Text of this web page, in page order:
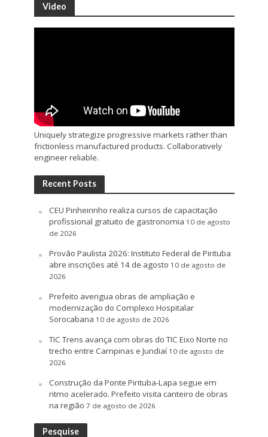
Video
Uniquely strategize progressive markets rather than
frictionless manufactured products. Collaboratively
engineer reliable.
Recent Posts
CEU Pinheirinho realiza cursos de capacitação
profissional gratuito de gastronomia 10 de agosto
de 2026
Provão Paulista 2026: Instituto Federal de Pirituba
abre inscrições até 14 de agosto 10 de agosto de
2026
Prefeito averigua obras de ampliação e
modernização do Complexo Hospitalar
Sorocabana 10 de agosto de 2026
TIC Trens avança com obras do TIC Eixo Norte no
trecho entre Campinas e Jundiaí 10 de agosto de
2026
Construção da Ponte Pirituba-Lapa segue em
ritmo acelerado. Prefeito visita canteiro de obras
na região 7 de agosto de 2026
Pesquise